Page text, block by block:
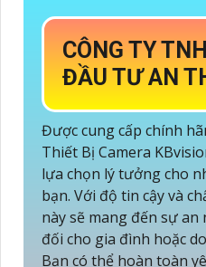
CÔNG TY
ĐẦU TƯ AN
Được cung cấp chính
Thiết Bị Camera
lựa chọn lý tưởng cho
bạn. Với độ tin cậy và
này sẽ mang đến sự
đối cho gia đình hoặc
Bạn có thể hoàn toàn